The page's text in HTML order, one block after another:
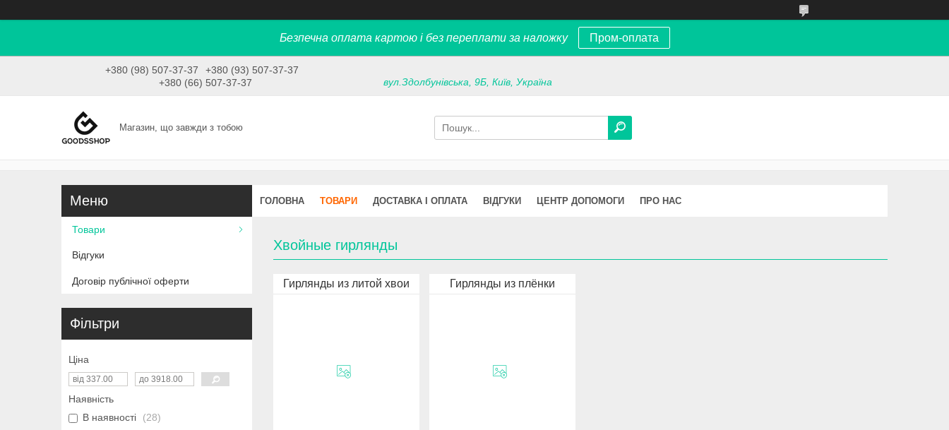
Безпечна оплата картою і без переплати за наложку Пром-оплата
+380 (98) 507-37-37
+380 (93) 507-37-37
+380 (66) 507-37-37
вул.Здолбунівська, 9Б, Київ, Україна
Магазин, що завжди з тобою
ГОЛОВНА ТОВАРИ ДОСТАВКА І ОПЛАТА ВІДГУКИ ЦЕНТР ДОПОМОГИ ПРО НАС
Хвойные гирлянды
Гирлянды из литой хвои Гирлянды из плёнки
Товари
Відгуки
Договір публічної оферти
Фільтри
Ціна
Наявність
В наявності
28